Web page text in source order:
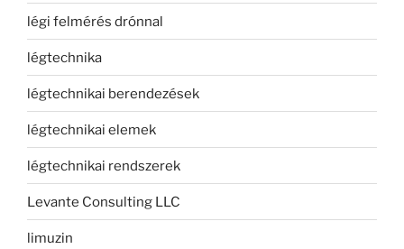
légi felmérés drónnal
légtechnika
légtechnikai berendezések
légtechnikai elemek
légtechnikai rendszerek
Levante Consulting LLC
limuzin